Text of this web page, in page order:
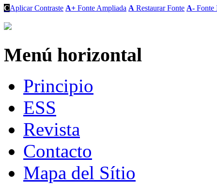
CAplicar Contraste A+ Fonte Ampliada A Restaurar Fonte A- Fonte
Menú horizontal
Principio
ESS
Revista
Contacto
Mapa del Sítio